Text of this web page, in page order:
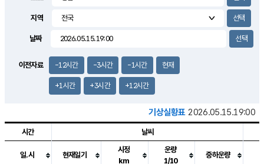
2.7m/s
지역
날짜
이전자료 -12시간 -3시간 -1시간 현재
+1시간 +3시간 +12시간
기상실황표 2026.05.15.19:00
시간 날씨
일.시 현재일기
시정
km
운량
1/10
중하운량